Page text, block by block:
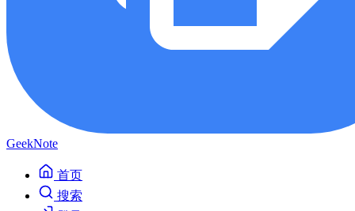
GeekNote
首页
搜索